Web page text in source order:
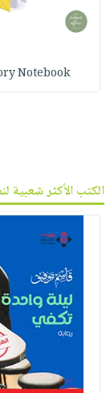
Notebook :
الكتب الأكثر شعبية